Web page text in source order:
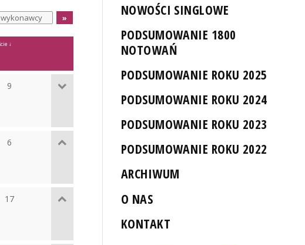
↓
9
6
17
NOWOŚCI SINGLOWE
PODSUMOWANIE 1800
NOTOWAŃ
PODSUMOWANIE ROKU 2025
PODSUMOWANIE ROKU 2024
PODSUMOWANIE ROKU 2023
PODSUMOWANIE ROKU 2022
ARCHIWUM
O NAS
KONTAKT